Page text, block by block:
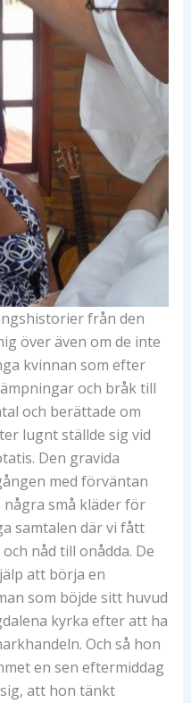
från den
över även om de inte
kvinnan som efter
och bråk till
och berättade om
lugnt ställde sig vid
Den gravida
med förväntan
några små kläder för
samtalen där vi fått
nåd till onådda. De
att börja en
som böjde sitt huvud
kyrka efter att ha
Och så hon
en sen eftermiddag
att hon tänkt